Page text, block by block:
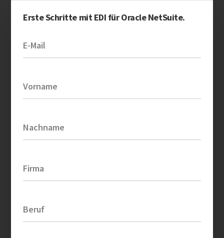
Erste Schritte mit EDI für Oracle NetSuite.
E-Mail
Vorname
Nachname
Firma
Beruf